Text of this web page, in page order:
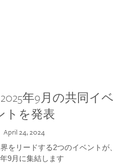
2025年9月の共同イベ
トを発表
April 24, 2024
をリードする2つのイベントが、
9月に集結します